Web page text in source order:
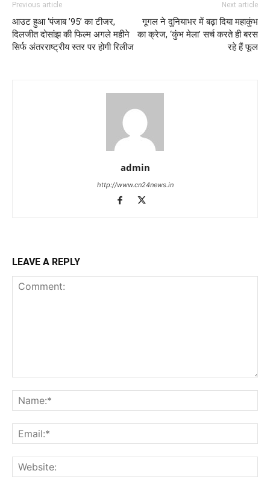
Previous article
आउट हुआ ‘पंजाब ’95’ का टीजर,
दिलजीत दोसांझ की फिल्म अगले महीने
सिर्फ अंतरराष्ट्रीय स्तर पर होगी रिलीज
Next article
गूगल ने दुनियाभर में बढ़ा दिया महाकुंभ
का क्रेज, ‘कुंभ मेला’ सर्च करते ही बरस
रहे हैं फूल
admin
http://www.cn24news.in
LEAVE A REPLY